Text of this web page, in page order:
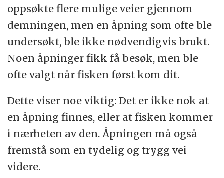
oppsøkte flere mulige veier gjennom
demningen, men en åpning som ofte ble
undersøkt, ble ikke nødvendigvis brukt.
Noen åpninger fikk få besøk, men ble
ofte valgt når fisken først kom dit.
Dette viser noe viktig: Det er ikke nok at
en åpning finnes, eller at fisken kommer
i nærheten av den. Åpningen må også
fremstå som en tydelig og trygg vei
videre.